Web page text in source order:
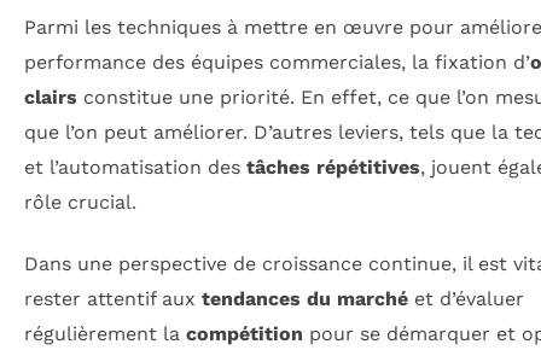
Parmi les techniques à mettre en œuvre pour
performance des équipes commerciales, la fixation d’
clairs constitue une priorité. En effet, ce que l’on
que l’on peut améliorer. D’autres leviers, tels que la
et l’automatisation des tâches répétitives, jouent
rôle crucial.
Dans une perspective de croissance continue, il est
rester attentif aux tendances du marché et d’évaluer
régulièrement la compétition pour se démarquer et